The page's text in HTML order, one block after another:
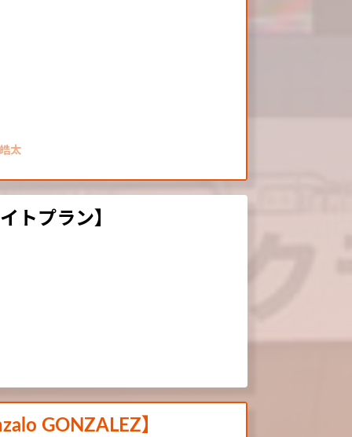
太
トプラン】
GONZALEZ】